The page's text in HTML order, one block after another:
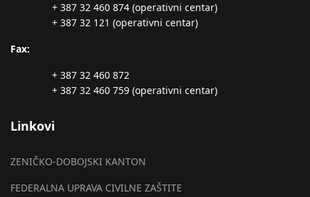
+ 387 32 460 874 (operativni centar)
+ 387 32 121 (operativni centar)
Fax:
+ 387 32 460 872
+ 387 32 460 759 (operativni centar)
Linkovi
ZENIČKO-DOBOJSKI KANTON
FEDERALNA UPRAVA CIVILNE ZAŠTITE